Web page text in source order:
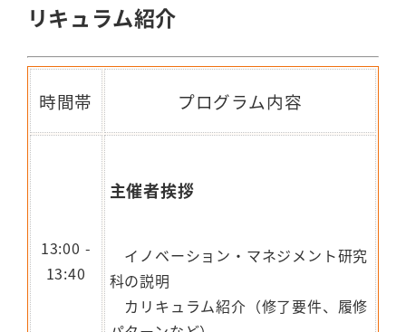
リキュラム紹介
時間帯 プログラム内容
13:00 -
13:40
主催者挨拶
イノベーション・マネジメント研究
科の説明
カリキュラム紹介（修了要件、履修